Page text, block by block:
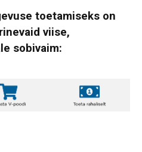
toetamiseks on
viise,
sobivaim: